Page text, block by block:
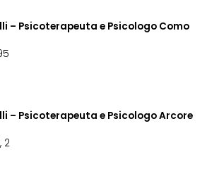
– Psicoterapeuta e Psicologo Como
– Psicoterapeuta e Psicologo Arcore
2